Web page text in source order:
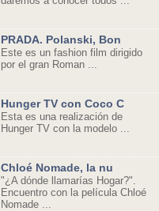
PRADA. Polanski, Bon
Este es un fashion film dirigido
por el gran Roman ...
Hunger TV con Coco C
Esta es una realización de
Hunger TV con la modelo ...
Chloé Nomade, la nu
"¿A dónde llamarías Hogar?".
Encuentro con la película Chloé
Nomade ...